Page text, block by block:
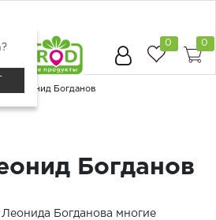
0 0
Леонид Богданов
Богданов
Богданова многие